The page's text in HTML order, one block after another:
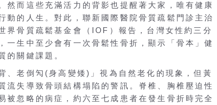
然而這些充滿活力的背影也提醒著大家，唯有健康
動的人生。對此，聯新國際醫院骨質疏鬆門診主治
界骨質疏鬆基金會（IOF）報告，台灣女性約三分
一生中至少會有一次骨鬆性骨折，顯示「骨本」健
的關鍵課題。
、老倒勼(身高變矮)」視為自然老化的現象，但黃
流失導致骨頭結構塌陷的警訊。脊椎、胸椎壓迫性
被忽略的病症，約六至七成患者在發生骨折時完全